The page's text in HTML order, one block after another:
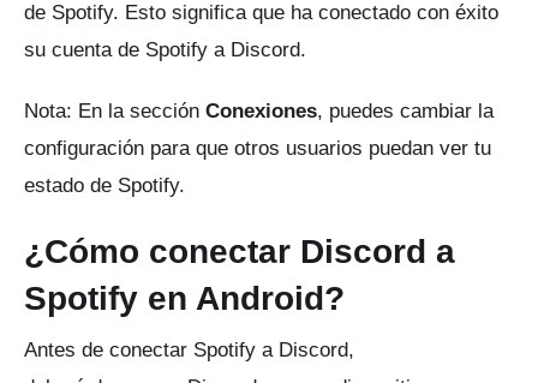
de Spotify. Esto significa que ha conectado con éxito
su cuenta de Spotify a Discord.
Nota: En la sección Conexiones, puedes cambiar la
configuración para que otros usuarios puedan ver tu
estado de Spotify.
¿Cómo conectar Discord a
Spotify en Android?
Antes de conectar Spotify a Discord,